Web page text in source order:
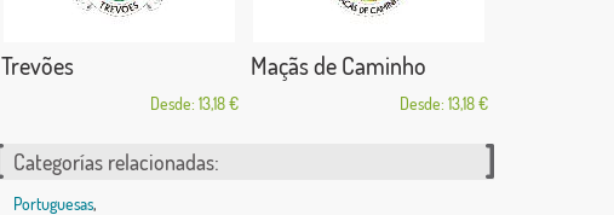
Trevões
Desde: 13,18 €
Maçãs de Caminho
Desde: 13,18 €
Categorías relacionadas:
Portuguesas,